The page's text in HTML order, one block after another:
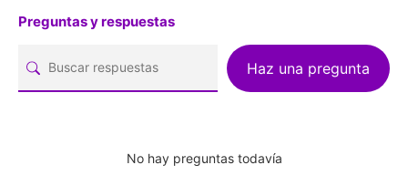
Preguntas y respuestas
Haz una pregunta
No hay preguntas todavía